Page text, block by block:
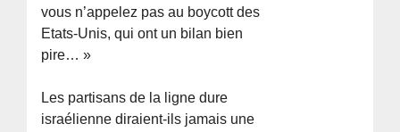
vous n’appelez pas au boycott des
Etats-Unis, qui ont un bilan bien
pire… »
Les partisans de la ligne dure
israélienne diraient-ils jamais une